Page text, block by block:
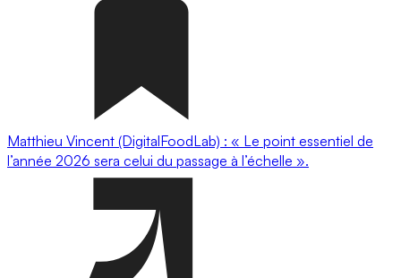
Matthieu Vincent (DigitalFoodLab) : « Le point essentiel de
l’année 2026 sera celui du passage à l’échelle ».